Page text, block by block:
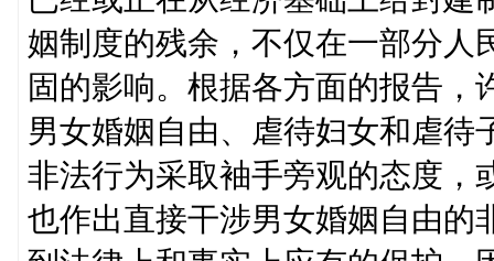
姻制度的残余，不仅在一部分人
固的影响。根据各方面的报告
男女婚姻自由、虐待妇女和虐待
非法行为采取袖手旁观的态度，
也作出直接干涉男女婚姻自由的